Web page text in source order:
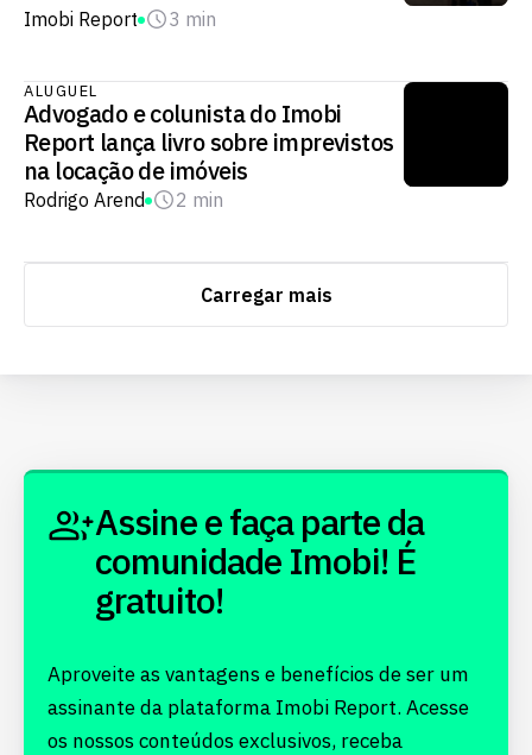
Imobi Report 3 min
ALUGUEL
Advogado e colunista do Imobi
Report lança livro sobre imprevistos
na locação de imóveis
Rodrigo Arend 2 min
Carregar mais
Assine e faça parte da
comunidade Imobi! É
gratuito!
Aproveite as vantagens e benefícios de ser um
assinante da plataforma Imobi Report. Acesse
os nossos conteúdos exclusivos, receba